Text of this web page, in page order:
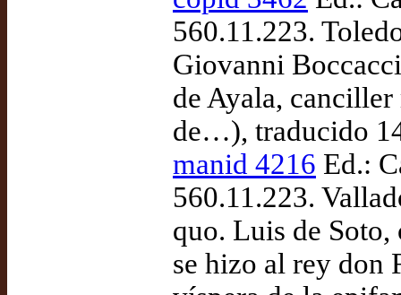
560.11.223.
Giovanni
de Ayala,
de…), traducido
manid 4216 Ed.:
560.11.223.
quo. Luis de
se hizo al rey don